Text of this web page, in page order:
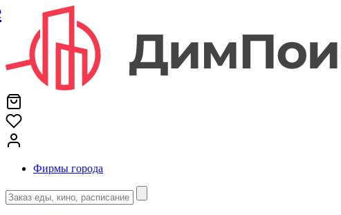
Фирмы города